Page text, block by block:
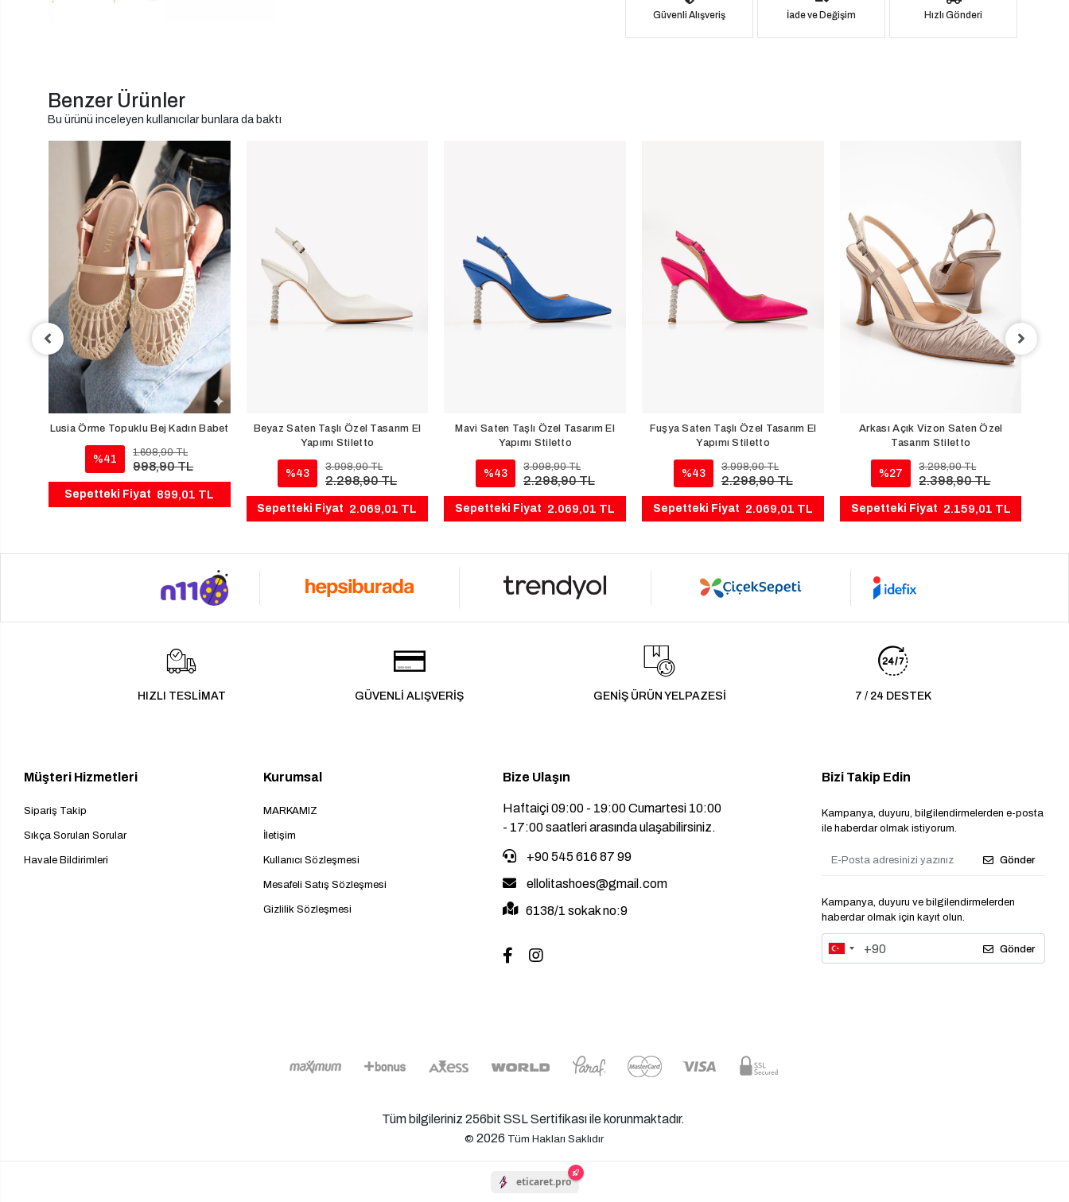
Güvenli Alışveriş İade ve Değişim Hızlı Gönderi
Benzer Ürünler
Bu ürünü inceleyen kullanıcılar bunlara da baktı
Lusia Örme Topuklu Bej Kadın Babet
%41
1.698,90 TL
998,90 TL
Sepetteki Fiyat 899,01 TL
Beyaz Saten Taşlı Özel Tasarım El
Yapımı Stiletto
%43
3.998,90 TL
2.298,90 TL
Sepetteki Fiyat 2.069,01 TL
Mavi Saten Taşlı Özel Tasarım El
Yapımı Stiletto
%43
3.998,90 TL
2.298,90 TL
Sepetteki Fiyat 2.069,01 TL
Fuşya Saten Taşlı Özel Tasarım El
Yapımı Stiletto
%43
3.998,90 TL
2.298,90 TL
Sepetteki Fiyat 2.069,01 TL
Arkası Açık Vizon Saten Özel
Tasarım Stiletto
%27
3.298,90 TL
2.398,90 TL
Sepetteki Fiyat 2.159,01 TL
HIZLI TESLİMAT GÜVENLİ ALIŞVERİŞ GENİŞ ÜRÜN YELPAZESİ 7 / 24 DESTEK
Müşteri Hizmetleri
Sipariş Takip
Sıkça Sorulan Sorular
Havale Bildirimleri
Kurumsal
MARKAMIZ
İletişim
Kullanıcı Sözleşmesi
Mesafeli Satış Sözleşmesi
Gizlilik Sözleşmesi
Bize Ulaşın
Haftaiçi 09:00 - 19:00 Cumartesi 10:00
- 17:00 saatleri arasında ulaşabilirsiniz.
+90 545 616 87 99
ellolitashoes@gmail.com
6138/1 sokak no:9
Bizi Takip Edin
Kampanya, duyuru, bilgilendirmelerden e-posta
ile haberdar olmak istiyorum.
Gönder
Kampanya, duyuru ve bilgilendirmelerden
haberdar olmak için kayıt olun.
Gönder
Tüm bilgileriniz 256bit SSL Sertifikası ile korunmaktadır.
©2026 Tüm Hakları Saklıdır
eticaret.pro